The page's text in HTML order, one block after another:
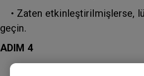
• Zaten etkinleştirilmişlerse,
geçin.
ADIM 4
• Lütfen kullanmak istediğiniz